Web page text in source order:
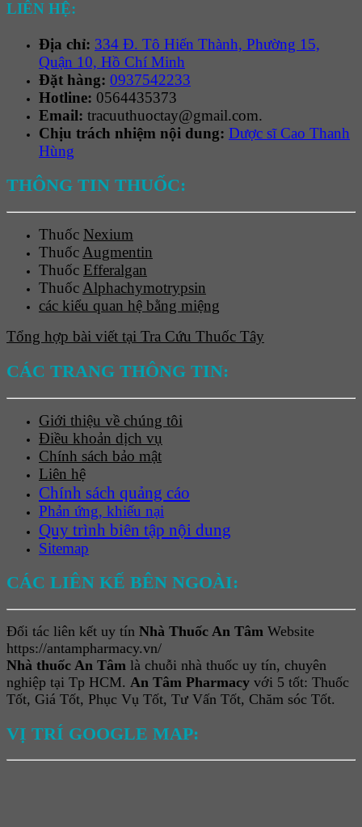
LIÊN HỆ:
Địa chỉ: 334 Đ. Tô Hiến Thành, Phường 15,
Quận 10, Hồ Chí Minh
Đặt hàng: 0937542233
Hotline: 0564435373
Email: tracuuthuoctay@gmail.com.
Chịu trách nhiệm nội dung: Dược sĩ Cao Thanh
Hùng
THÔNG TIN THUỐC:
Thuốc Nexium
Thuốc Augmentin
Thuốc Efferalgan
Thuốc Alphachymotrypsin
các kiểu quan hệ bằng miệng
Tổng hợp bài viết tại Tra Cứu Thuốc Tây
CÁC TRANG THÔNG TIN:
Giới thiệu về chúng tôi
Điều khoản dịch vụ
Chính sách bảo mật
Liên hệ
Chính sách quảng cáo
Phản ứng, khiếu nại
Quy trình biên tập nội dung
Sitemap
CÁC LIÊN KẾ BÊN NGOÀI:
Đối tác liên kết uy tín Nhà Thuốc An Tâm Website
https://antampharmacy.vn/
Nhà thuốc An Tâm là chuỗi nhà thuốc uy tín, chuyên
nghiệp tại Tp HCM. An Tâm Pharmacy với 5 tốt: Thuốc
Tốt, Giá Tốt, Phục Vụ Tốt, Tư Vấn Tốt, Chăm sóc Tốt.
VỊ TRÍ GOOGLE MAP: